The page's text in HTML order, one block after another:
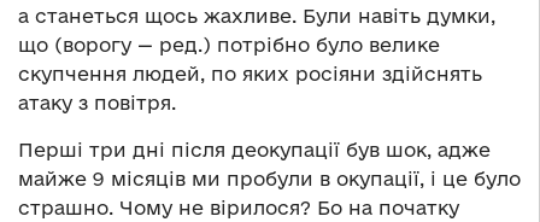
а станеться щось жахливе. Були навіть думки,
що (ворогу — ред.) потрібно було велике
скупчення людей, по яких росіяни здійснять
атаку з повітря.
Перші три дні після деокупації був шок, адже
майже 9 місяців ми пробули в окупації, і це було
страшно. Чому не вірилося? Бо на початку